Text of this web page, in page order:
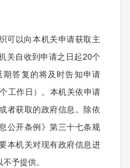
可以向本机关申请获取主
关自收到申请之日起20个
答复的将及时告知申请
工作日）。本机关依申请
者获取的政府信息。除依
公开条例》第三十七条规
本机关对现有政府信息进
予提供。